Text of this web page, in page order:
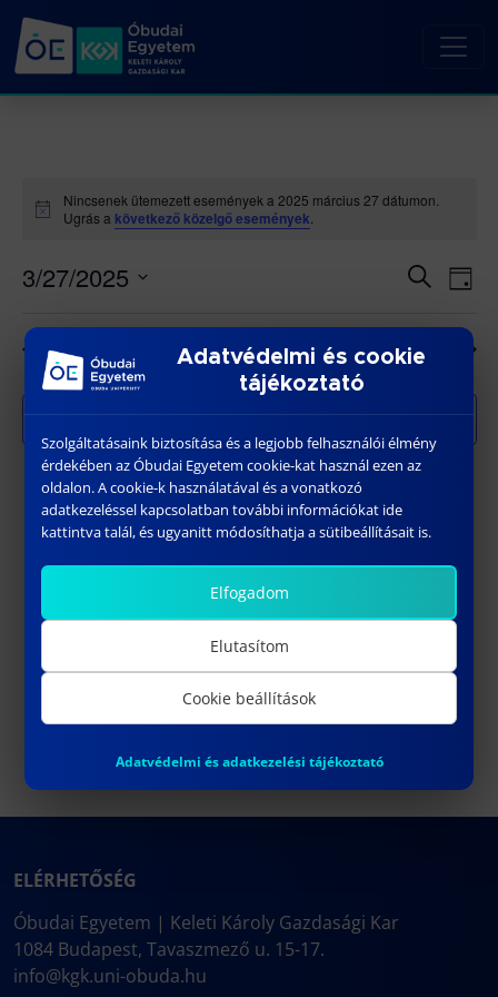
Notice
Nincsenek ütemezett események a 2025 március 27 dátumon.
Ugrás a következő közelgő események
és
Keresett
Nap
3/27/2025
kiválasztása.
Előző nap Következő nap
Feliratkozás a naptárra
ELÉRHETŐSÉG
Óbudai Egyetem | Keleti Károly Gazdasági Kar
1084 Budapest, Tavaszmező u. 15-17.
info@kgk.uni-obuda.hu
Adatvédelmi és cookie
tájékoztató
Szolgáltatásaink biztosítása és a legjobb felhasználói élmény
érdekében az Óbudai Egyetem cookie-kat használ ezen az
oldalon. A cookie-k használatával és a vonatkozó
adatkezeléssel kapcsolatban további információkat ide
kattintva talál, és ugyanitt módosíthatja a sütibeállításait is.
Elfogadom
Elutasítom
Cookie beállítások
Adatvédelmi és adatkezelési tájékoztató